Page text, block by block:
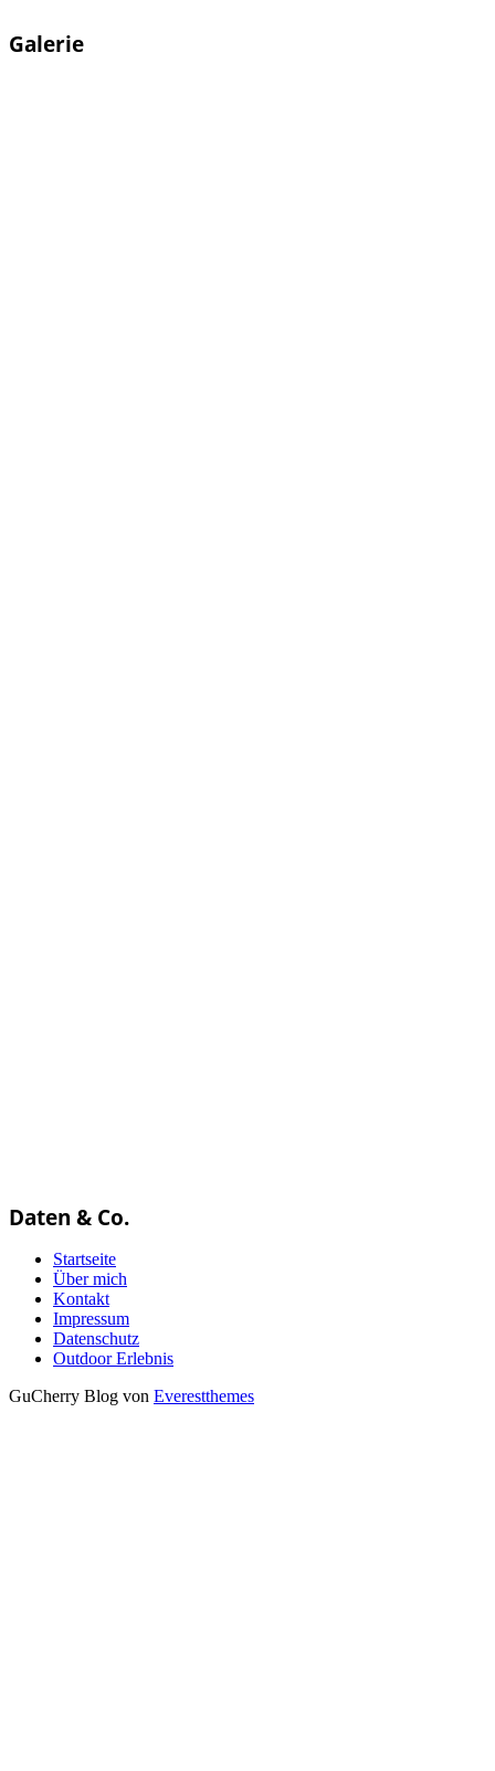
Galerie
Daten & Co.
Startseite
Über mich
Kontakt
Impressum
Datenschutz
Outdoor Erlebnis
GuCherry Blog von Everestthemes